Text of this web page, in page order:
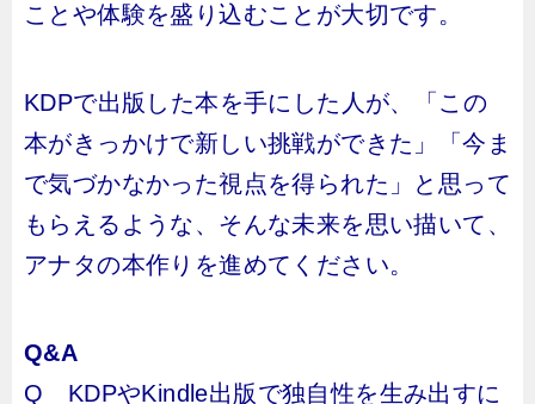
ことや体験を盛り込むことが大切です。
KDPで出版した本を手にした人が、「この
本がきっかけで新しい挑戦ができた」「今ま
で気づかなかった視点を得られた」と思って
もらえるような、そんな未来を思い描いて、
アナタの本作りを進めてください。
Q&A
Q KDPやKindle出版で独自性を生み出すに